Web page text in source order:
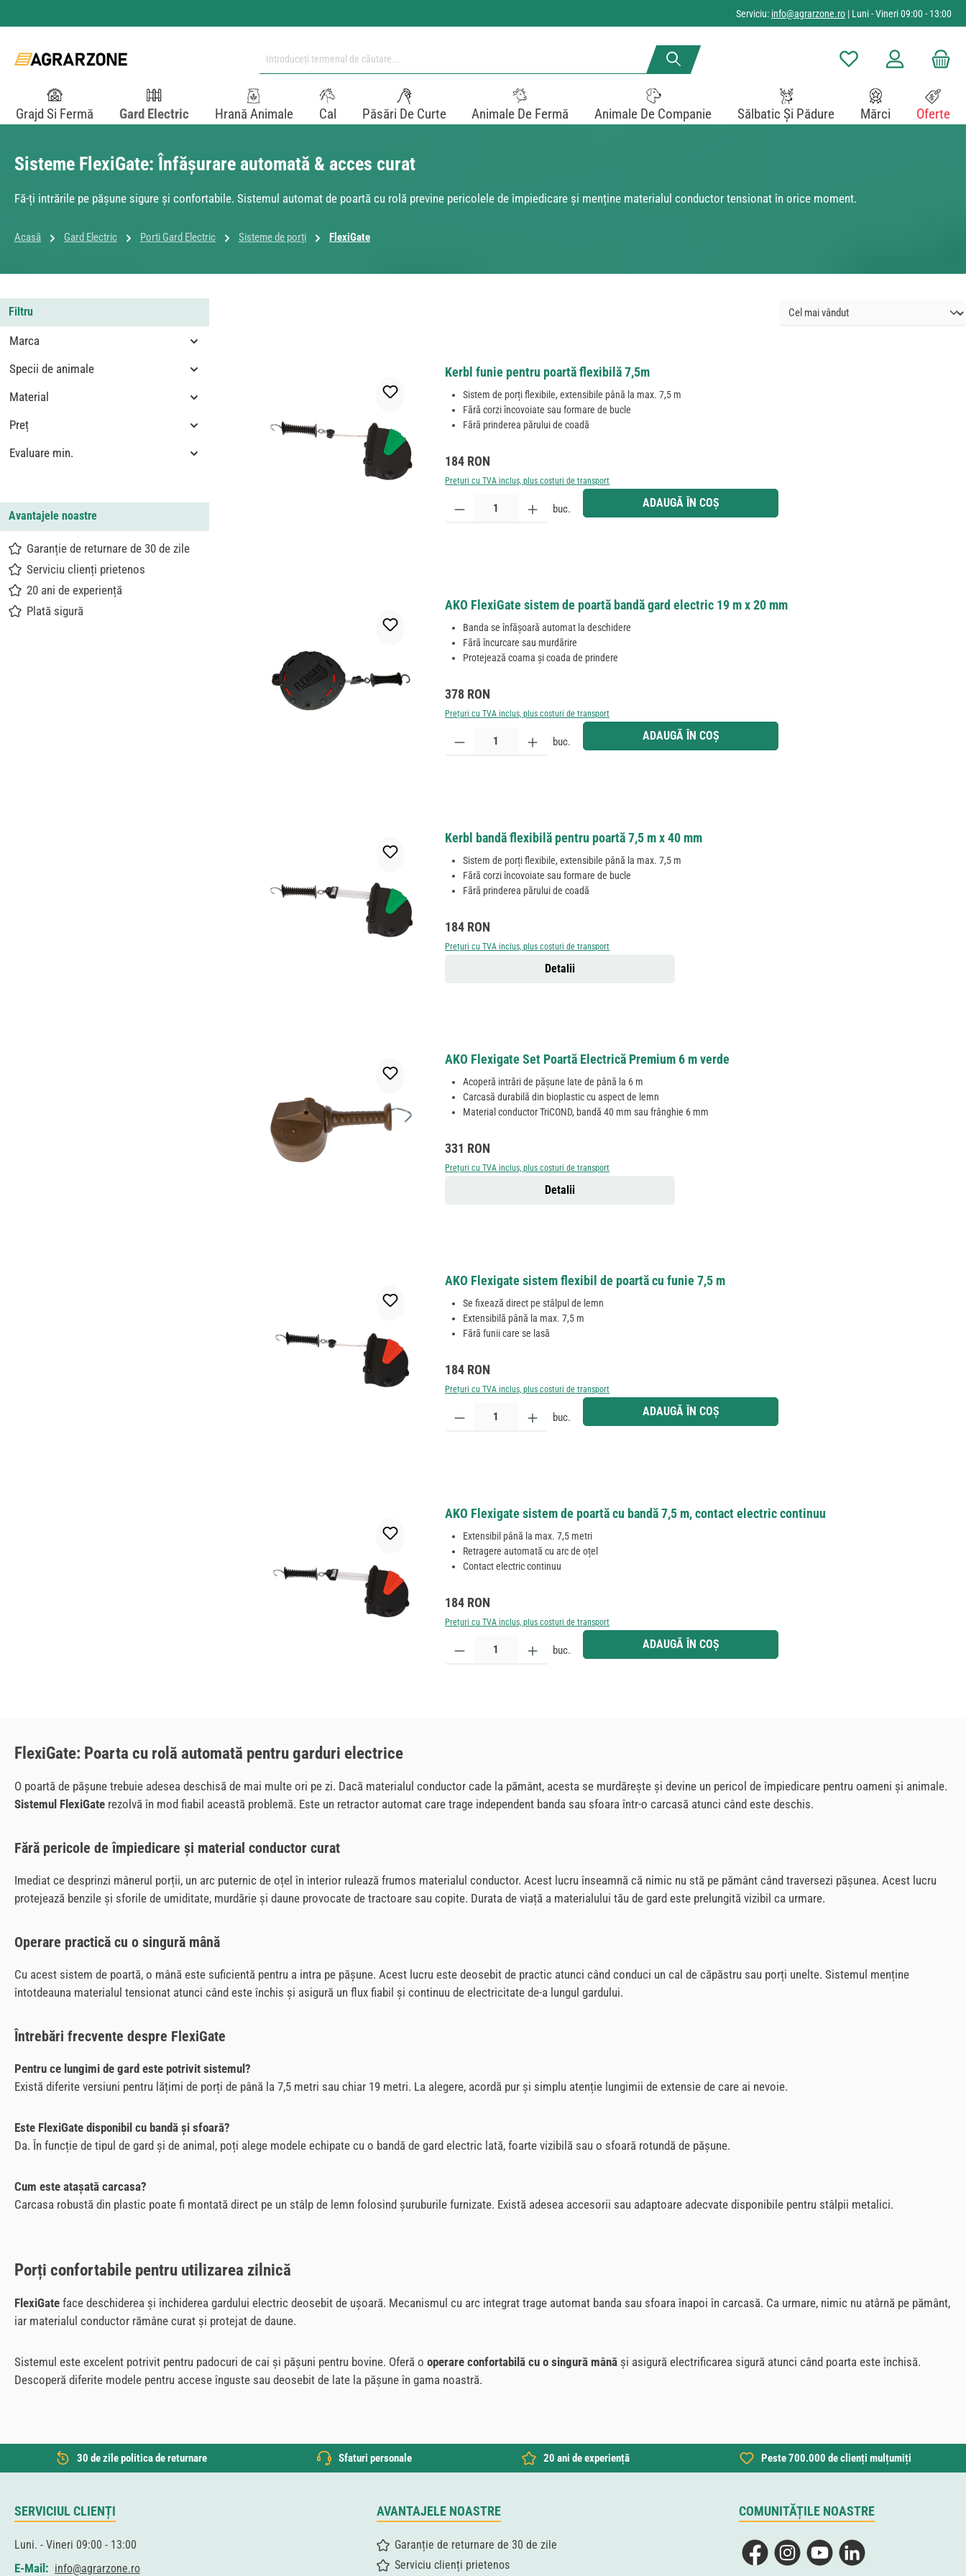
Serviciu: info@agrarzone.ro | Luni - Vineri 09:00 - 13:00
Aveți 0 articole din lista
Grajd Si Fermă Gard Electric Hrană Animale Cal Păsări De Curte Animale De Fermă Animale De Companie Sălbatic Și Pădure Mărci Oferte
Sisteme FlexiGate: Înfășurare automată & acces curat
Fă-ți intrările pe pășune sigure și confortabile. Sistemul automat de poartă cu rolă previne pericolele de împiedicare și menține materialul conductor tensionat în orice moment.
Acasă Gard Electric Porti Gard Electric Sisteme de porți FlexiGate
Filtru
Marca
Specii de animale
Material
Preț
Evaluare min.
Avantajele noastre
Garanție de returnare de 30 de zile
Serviciu clienți prietenos
20 ani de experiență
Plată sigură
Kerbl funie pentru poartă flexibilă 7,5m
Sistem de porți flexibile, extensibile până la max. 7,5 m
Fără corzi încovoiate sau formare de bucle
Fără prinderea părului de coadă
Preț obișnuit:
184 RON
Prețuri cu TVA inclus, plus costuri de transport
Cantitate produs: Introduceți cantitatea dorită sau utilizați butoanele pentru a mări sau micșora cantitatea.
buc. ADAUGĂ ÎN COȘ
AKO FlexiGate sistem de poartă bandă gard electric 19 m x 20 mm
Banda se înfășoară automat la deschidere
Fără încurcare sau murdărire
Protejează coama și coada de prindere
Preț obișnuit:
378 RON
Prețuri cu TVA inclus, plus costuri de transport
Cantitate produs: Introduceți cantitatea dorită sau utilizați butoanele pentru a mări sau micșora cantitatea.
buc. ADAUGĂ ÎN COȘ
Kerbl bandă flexibilă pentru poartă 7,5 m x 40 mm
Sistem de porți flexibile, extensibile până la max. 7,5 m
Fără corzi încovoiate sau formare de bucle
Fără prinderea părului de coadă
Preț obișnuit:
184 RON
Prețuri cu TVA inclus, plus costuri de transport
Detalii
AKO Flexigate Set Poartă Electrică Premium 6 m verde
Acoperă intrări de pășune late de până la 6 m
Carcasă durabilă din bioplastic cu aspect de lemn
Material conductor TriCOND, bandă 40 mm sau frânghie 6 mm
Preț obișnuit:
331 RON
Prețuri cu TVA inclus, plus costuri de transport
Detalii
AKO Flexigate sistem flexibil de poartă cu funie 7,5 m
Se fixează direct pe stâlpul de lemn
Extensibilă până la max. 7,5 m
Fără funii care se lasă
Preț obișnuit:
184 RON
Prețuri cu TVA inclus, plus costuri de transport
Cantitate produs: Introduceți cantitatea dorită sau utilizați butoanele pentru a mări sau micșora cantitatea.
buc. ADAUGĂ ÎN COȘ
AKO Flexigate sistem de poartă cu bandă 7,5 m, contact electric continuu
Extensibil până la max. 7,5 metri
Retragere automată cu arc de oțel
Contact electric continuu
Preț obișnuit:
184 RON
Prețuri cu TVA inclus, plus costuri de transport
Cantitate produs: Introduceți cantitatea dorită sau utilizați butoanele pentru a mări sau micșora cantitatea.
buc. ADAUGĂ ÎN COȘ
FlexiGate: Poarta cu rolă automată pentru garduri electrice
O poartă de pășune trebuie adesea deschisă de mai multe ori pe zi. Dacă materialul conductor cade la pământ, acesta se murdărește și devine un pericol de împiedicare pentru oameni și animale.
Sistemul FlexiGate rezolvă în mod fiabil această problemă. Este un retractor automat care trage independent banda sau sfoara într-o carcasă atunci când este deschis.
Fără pericole de împiedicare și material conductor curat
Imediat ce desprinzi mânerul porții, un arc puternic de oțel în interior rulează frumos materialul conductor. Acest lucru înseamnă că nimic nu stă pe pământ când traversezi pășunea. Acest lucru
protejează benzile și sforile de umiditate, murdărie și daune provocate de tractoare sau copite. Durata de viață a materialului tău de gard este prelungită vizibil ca urmare.
Operare practică cu o singură mână
Cu acest sistem de poartă, o mână este suficientă pentru a intra pe pășune. Acest lucru este deosebit de practic atunci când conduci un cal de căpăstru sau porți unelte. Sistemul menține
întotdeauna materialul tensionat atunci când este închis și asigură un flux fiabil și continuu de electricitate de-a lungul gardului.
Întrebări frecvente despre FlexiGate
Pentru ce lungimi de gard este potrivit sistemul?
Există diferite versiuni pentru lățimi de porți de până la 7,5 metri sau chiar 19 metri. La alegere, acordă pur și simplu atenție lungimii de extensie de care ai nevoie.
Este FlexiGate disponibil cu bandă și sfoară?
Da. În funcție de tipul de gard și de animal, poți alege modele echipate cu o bandă de gard electric lată, foarte vizibilă sau o sfoară rotundă de pășune.
Cum este atașată carcasa?
Carcasa robustă din plastic poate fi montată direct pe un stâlp de lemn folosind șuruburile furnizate. Există adesea accesorii sau adaptoare adecvate disponibile pentru stâlpii metalici.
Porți confortabile pentru utilizarea zilnică
FlexiGate face deschiderea și închiderea gardului electric deosebit de ușoară. Mecanismul cu arc integrat trage automat banda sau sfoara înapoi în carcasă. Ca urmare, nimic nu atârnă pe pământ,
iar materialul conductor rămâne curat și protejat de daune.
Sistemul este excelent potrivit pentru padocuri de cai și pășuni pentru bovine. Oferă o operare confortabilă cu o singură mână și asigură electrificarea sigură atunci când poarta este închisă.
Descoperă diferite modele pentru accese înguste sau deosebit de late la pășune în gama noastră.
30 de zile politica de returnare Sfaturi personale 20 ani de experiență Peste 700.000 de clienți mulțumiți
SERVICIUL CLIENȚI
Luni. - Vineri 09:00 - 13:00
E-Mail: info@agrarzone.ro
AVANTAJELE NOASTRE
Garanție de returnare de 30 de zile
Serviciu clienți prietenos
COMUNITĂȚILE NOASTRE
FacebookInstagramYouTubeLinkedIn